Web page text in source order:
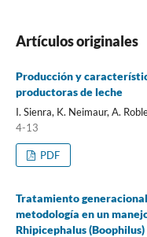
Artículos originales
Producción y
productoras de leche
I. Sienra, K. Neimaur, A.
4-13
PDF
Tratamiento
metodología en un
Rhipicephalus